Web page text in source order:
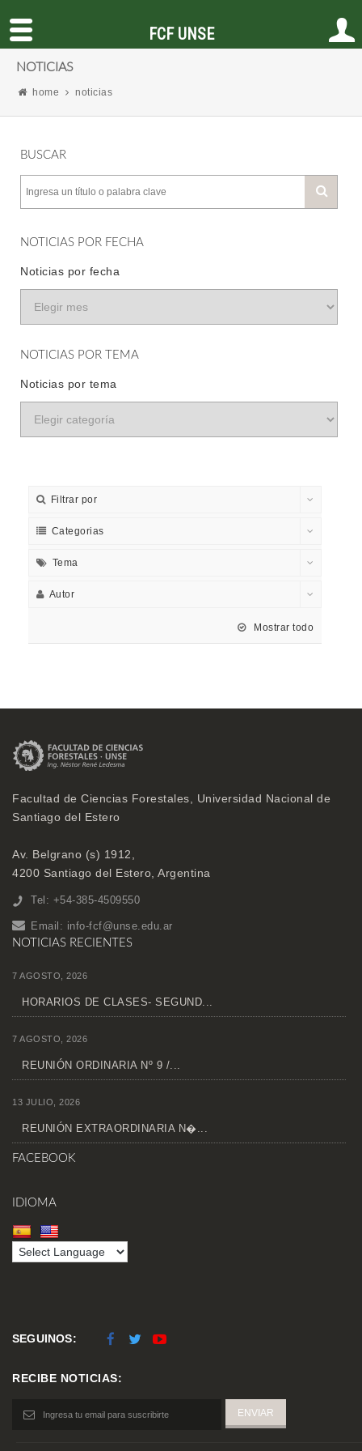
NOTICIAS
home noticias
BUSCAR
NOTICIAS POR FECHA
Noticias por fecha
NOTICIAS POR TEMA
Noticias por tema
Filtrar por
Categorias
Tema
Autor
Mostrar todo
Facultad de Ciencias Forestales, Universidad Nacional de
Santiago del Estero
Av. Belgrano (s) 1912,
4200 Santiago del Estero, Argentina
Tel: +54-385-4509550
Email: info-fcf@unse.edu.ar
NOTICIAS RECIENTES
7 AGOSTO, 2026
HORARIOS DE CLASES- SEGUND...
7 AGOSTO, 2026
REUNIÓN ORDINARIA Nº 9 /...
13 JULIO, 2026
REUNIÓN EXTRAORDINARIA N�...
FACEBOOK
IDIOMA
SEGUINOS:
RECIBE NOTICIAS:
FCF UNSE